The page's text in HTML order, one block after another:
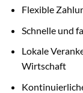
Flexible
Schnelle und
Lokale
Wirtschaft